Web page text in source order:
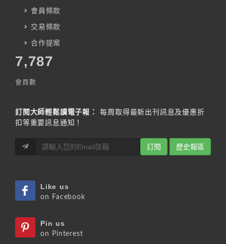
會員條款
交易條款
合作提案
7,787
會員數
訂閱大師輕鬆讀電子報：
每周取得最新出刊訊息及優惠折
扣等重要訊息通知！
訂閱 歷史報區
Like us
on Facebook
Pin us
on Pinterest